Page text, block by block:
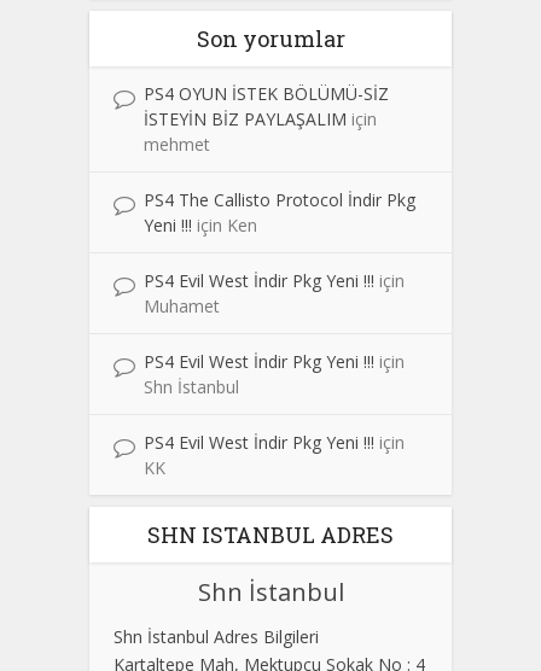
Son yorumlar
PS4 OYUN İSTEK BÖLÜMÜ-SİZ
İSTEYİN BİZ PAYLAŞALIM için
mehmet
PS4 The Callisto Protocol İndir Pkg
Yeni !!! için Ken
PS4 Evil West İndir Pkg Yeni !!! için
Muhamet
PS4 Evil West İndir Pkg Yeni !!! için
Shn İstanbul
PS4 Evil West İndir Pkg Yeni !!! için
KK
SHN ISTANBUL ADRES
Shn İstanbul
Shn İstanbul Adres Bilgileri
Kartaltepe Mah, Mektupçu Sokak No : 4